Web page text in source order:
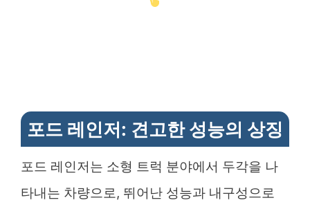
포드 레인저: 견고한 성능의 상징
포드 레인저는 소형 트럭 분야에서 두각을 나
타내는 차량으로, 뛰어난 성능과 내구성으로